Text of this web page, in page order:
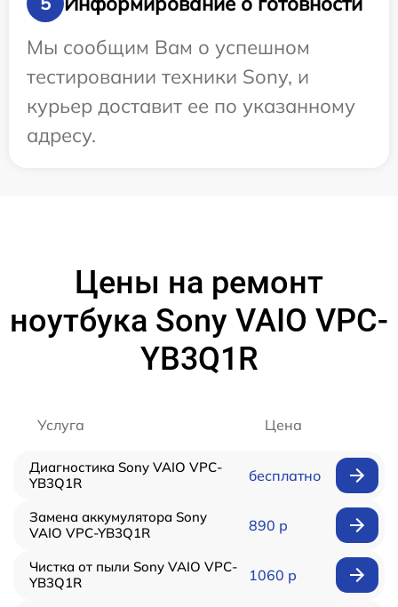
Мы сообщим Вам о успешном
тестировании техники Sony, и
курьер доставит ее по указанному
адресу.
Цены на ремонт
ноутбука Sony VAIO VPC-
YB3Q1R
Услуга Цена
Диагностика Sony VAIO VPC-
YB3Q1R
бесплатно
Замена аккумулятора Sony
VAIO VPC-YB3Q1R
890 р
Чистка от пыли Sony VAIO VPC-
YB3Q1R
1060 р